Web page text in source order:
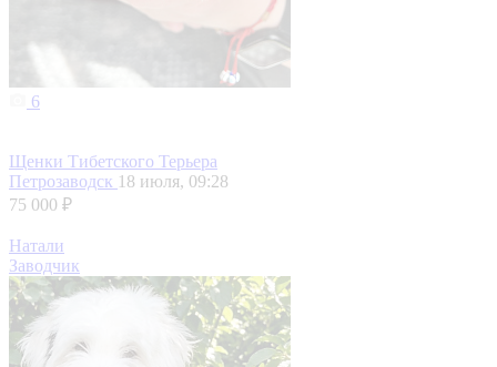
6
Щенки Тибетского Терьера
Петрозаводск 18 июля, 09:28
75 000 ₽
Натали
Заводчик